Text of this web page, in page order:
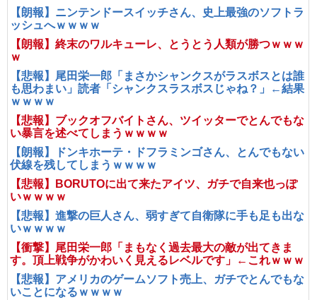
【朗報】ニンテンドースイッチさん、史上最強のソフトラ
ッシュへｗｗｗｗ
【朗報】終末のワルキューレ、とうとう人類が勝つｗｗｗ
ｗ
【悲報】尾田栄一郎「まさかシャンクスがラスボスとは誰
も思わまい」読者「シャンクスラスボスじゃね？」←結果
ｗｗｗｗ
【悲報】ブックオフバイトさん、ツイッターでとんでもな
い暴言を述べてしまうｗｗｗｗ
【朗報】ドンキホーテ・ドフラミンゴさん、とんでもない
伏線を残してしまうｗｗｗｗ
【悲報】BORUTOに出て来たアイツ、ガチで自来也っぽ
いｗｗｗｗ
【悲報】進撃の巨人さん、弱すぎて自衛隊に手も足も出な
いｗｗｗｗ
【衝撃】尾田栄一郎「まもなく過去最大の敵が出てきま
す。頂上戦争がかわいく見えるレベルです」←これｗｗｗ
【悲報】アメリカのゲームソフト売上、ガチでとんでもな
いことになるｗｗｗｗ